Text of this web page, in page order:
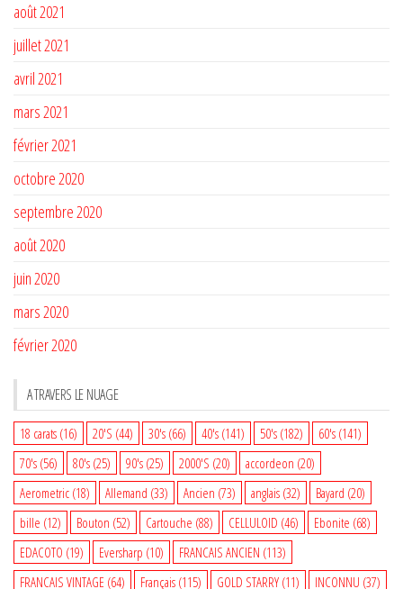
août 2021
juillet 2021
avril 2021
mars 2021
février 2021
octobre 2020
septembre 2020
août 2020
juin 2020
mars 2020
février 2020
A TRAVERS LE NUAGE
18 carats (16) 20'S (44) 30's (66) 40's (141) 50's (182) 60's (141)
70's (56) 80's (25) 90's (25) 2000'S (20) accordeon (20)
Aerometric (18) Allemand (33) Ancien (73) anglais (32) Bayard (20)
bille (12) Bouton (52) Cartouche (88) CELLULOID (46) Ebonite (68)
EDACOTO (19) Eversharp (10) FRANCAIS ANCIEN (113)
FRANCAIS VINTAGE (64) Français (115) GOLD STARRY (11) INCONNU (37)